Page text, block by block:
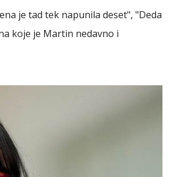
je tad tek napunila deset", "Deda
koje je Martin nedavno i